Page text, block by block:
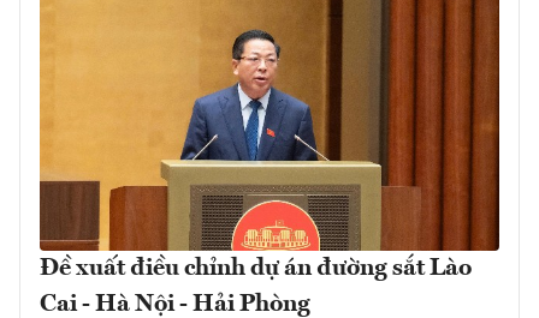
Đề xuất điều chỉnh dự án đường sắt Lào
Cai - Hà Nội - Hải Phòng